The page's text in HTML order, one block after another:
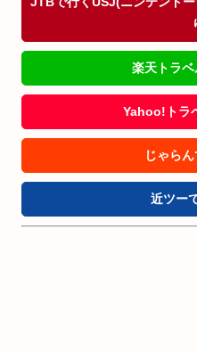
楽天トラ
Yahoo!トラ
じゃら
近ツー